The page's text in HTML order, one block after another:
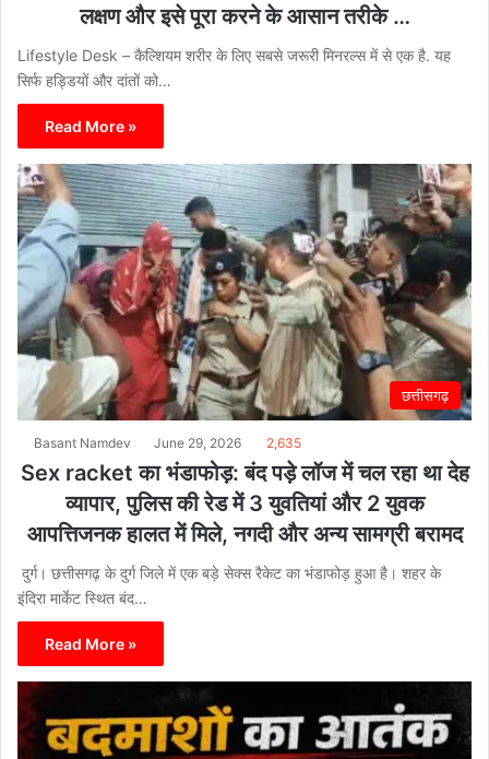
लक्षण और इसे पूरा करने के आसान तरीके …
Lifestyle Desk – कैल्शियम शरीर के लिए सबसे जरूरी मिनरल्स में से एक है. यह
सिर्फ हड्डियों और दांतों को…
Read More »
छत्तीसगढ़
Basant Namdev June 29, 2026 2,635
Sex racket का भंडाफोड़: बंद पड़े लॉज में चल रहा था देह
व्यापार, पुलिस की रेड में 3 युवतियां और 2 युवक
आपत्तिजनक हालत में मिले, नगदी और अन्य सामग्री बरामद
दुर्ग। छत्तीसगढ़ के दुर्ग जिले में एक बड़े सेक्स रैकेट का भंडाफोड़ हुआ है। शहर के
इंदिरा मार्केट स्थित बंद…
Read More »